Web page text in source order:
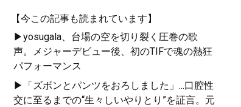
【今この記事も読まれています】
▶yosugala、台場の空を切り裂く圧巻の歌
声。メジャーデビュー後、初のTIFで魂の熱狂
パフォーマンス
▶「ズボンとパンツをおろしました」...口腔性
交に至るまでの“生々しいやりとり”を証言。元